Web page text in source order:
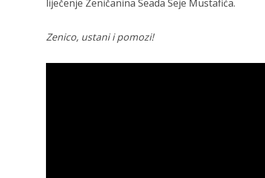
liječenje Zeničanina Seada Seje Mustafića.
Zenico, ustani i pomozi!